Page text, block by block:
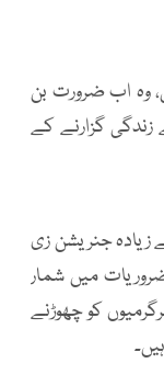
وہ اب ضرورت بن
گزارنے کے
مطابق 50 فیصد سے زیادہ جنریشن زی
میں شمار
کو چھوڑنے